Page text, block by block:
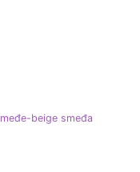
beige smeđa